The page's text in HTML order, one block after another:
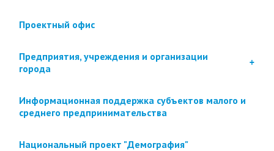
Проектный офис
Предприятия, учреждения и организации
города
Информационная поддержка субъектов малого и
среднего предпринимательства
Национальный проект "Демография"